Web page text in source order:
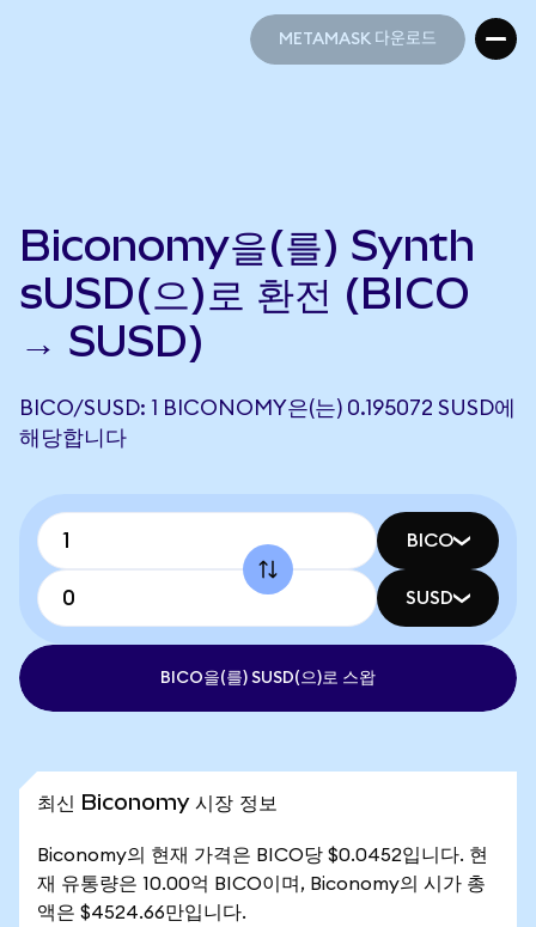
METAMASK 다운로드
Biconomy을(를) Synth
sUSD(으)로 환전 (BICO
→ SUSD)
BICO/SUSD: 1 BICONOMY은(는) 0.195072 SUSD에
해당합니다
BICO
SUSD
BICO을(를) SUSD(으)로 스왑
최신 Biconomy 시장 정보
Biconomy의 현재 가격은 BICO당 $0.0452입니다. 현
재 유통량은 10.00억 BICO이며, Biconomy의 시가 총
액은 $4524.66만입니다.